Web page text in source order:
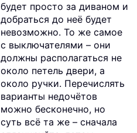
будет просто за диваном и
добраться до неё будет
невозможно. То же самое
с выключателями – они
должны располагаться не
около петель двери, а
около ручки. Перечислять
варианты недочётов
можно бесконечно, но
суть всё та же – сначала